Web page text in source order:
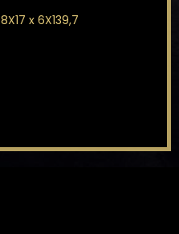
8X17 x 6X139,7